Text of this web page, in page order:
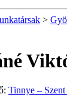
>
Tinnye –